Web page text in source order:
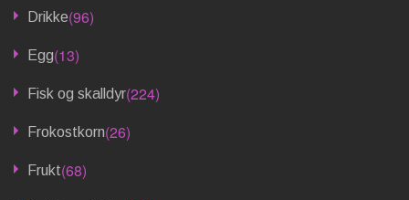
Drikke(96)
Egg(13)
Fisk og skalldyr(224)
Frokostkorn(26)
Frukt(68)